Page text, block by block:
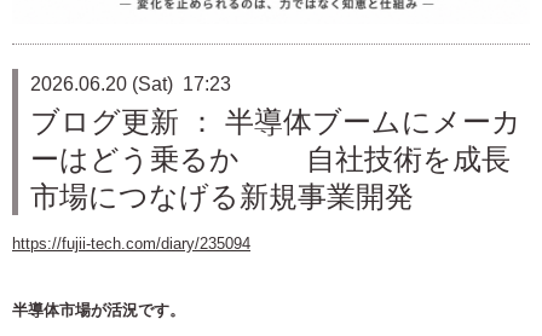
2026.06.20 (Sat) 17:23
ブログ更新 ： 半導体ブームにメーカ
ーはどう乗るか 自社技術を成長
市場につなげる新規事業開発
https://fujii-tech.com/diary/235094
半導体市場が活況です。